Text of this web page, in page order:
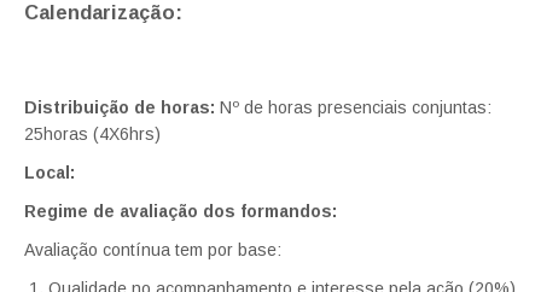
Calendarização:
Distribuição de horas: Nº de horas presenciais conjuntas:
25horas (4X6hrs)
Local:
Regime de avaliação dos formandos:
Avaliação contínua tem por base: